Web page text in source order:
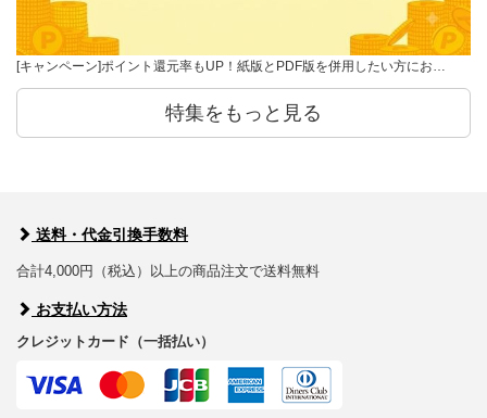
[キャンペーン]ポイント還元率もUP！紙版とPDF版を併用したい方にお…
特集をもっと見る
送料・代金引換手数料
合計4,000円（税込）以上の商品注文で送料無料
お支払い方法
クレジットカード（一括払い）